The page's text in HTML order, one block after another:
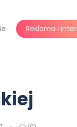
Reklama i